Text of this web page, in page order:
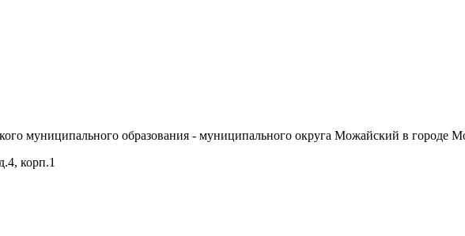
муниципального образования - муниципального округа Можайский в городе
корп.1